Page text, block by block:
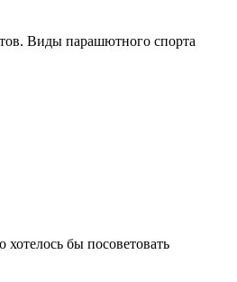
Виды парашютного спорта
бы посоветовать